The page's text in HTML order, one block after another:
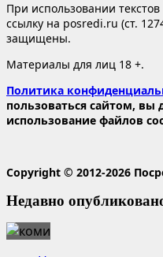
При использовании
ссылку на posredi.ru (ст.
защищены.
Материалы для лиц 18 +.
Политика
пользоваться сайтом, вы
использование файлов
Copyright © 2012-2026
Недавно